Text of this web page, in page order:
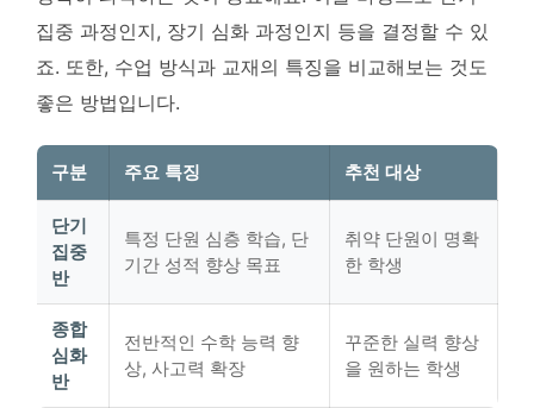
집중 과정인지, 장기 심화 과정인지 등을 결정할 수 있
죠. 또한, 수업 방식과 교재의 특징을 비교해보는 것도
좋은 방법입니다.
구분 주요 특징 추천 대상
단기
집중
반
특정 단원 심층 학습, 단
기간 성적 향상 목표
취약 단원이 명확
한 학생
종합
심화
반
전반적인 수학 능력 향
상, 사고력 확장
꾸준한 실력 향상
을 원하는 학생